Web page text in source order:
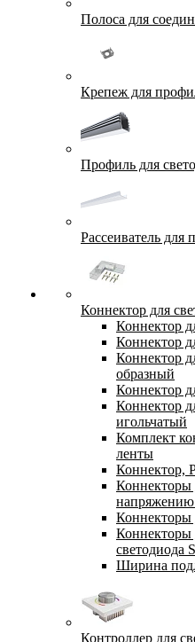
Полоса для
Крепеж для
Профиль для
Рассеиватель для
Коннектор для
Коннектор
Коннектор
Коннектор
образный
Коннектор
Коннектор
игольчатый
Комплект
ленты
Коннектор,
Коннекторы
Коннекторы
Коннекторы
светодиода
Ширина
Контроллер для